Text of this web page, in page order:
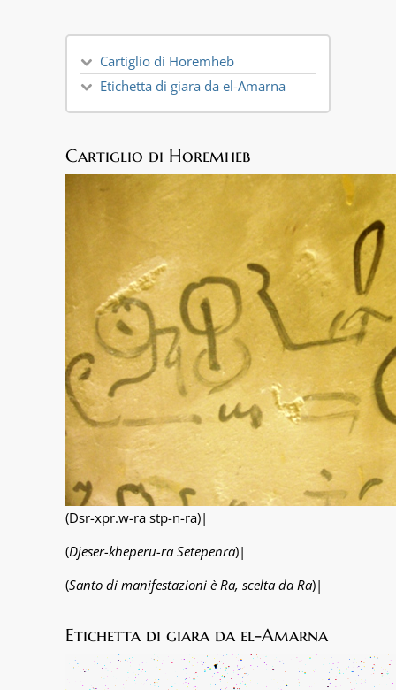
Cartiglio di Horemheb
Etichetta di giara da el-Amarna
Cartiglio di Horemheb
(Dsr-xpr.w-ra stp-n-ra)|
(Djeser-kheperu-ra Setepenra)|
(Santo di manifestazioni è Ra, scelta da Ra)|
Etichetta di giara da el-Amarna